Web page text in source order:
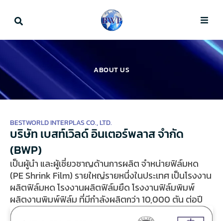
content
ABOUT US
BESTWORLD INTERPLAS CO., LTD.
บริษัท เบสท์เวิลด์ อินเตอร์พลาส จํากัด
(BWP)
เป็นผู้นำ และผู้เชี่ยวชาญด้านการผลิต จำหน่ายฟิล์มหด
(PE Shrink Film) รายใหญ่รายหนึ่งในประเทศ เป็นโรงงาน
ผลิตฟิล์มหด โรงงานผลิตฟิล์มยืด โรงงานฟิล์มพิมพ์
ผลิตงานพิมพ์ฟิล์ม ที่มีกำลังผลิตกว่า 10,000 ตัน ต่อปี